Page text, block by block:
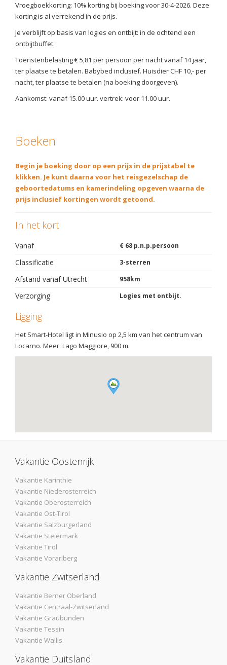
Vroegboekkorting: 10% korting bij boeking voor 30-4-2026. Deze
korting is al verrekend in de prijs.
Je verblijft op basis van logies en ontbijt: in de ochtend een
ontbijtbuffet.
Toeristenbelasting € 5,81 per persoon per nacht vanaf 14 jaar,
ter plaatse te betalen. Babybed inclusief. Huisdier CHF 10,- per
nacht, ter plaatse te betalen (na boeking doorgeven).
Aankomst: vanaf 15.00 uur. vertrek: voor 11.00 uur.
Boeken
Begin je boeking door op een prijs in de prijstabel te
klikken. Je kunt daarna voor het reisgezelschap de
geboortedatums en kamerindeling opgeven waarna de
prijs inclusief kortingen wordt getoond.
In het kort
Vanaf € 68 p.n.p.persoon
Classificatie 3-sterren
Afstand vanaf Utrecht 958km
Verzorging Logies met ontbijt.
Ligging
Het Smart-Hotel ligt in Minusio op 2,5 km van het centrum van
Locarno. Meer: Lago Maggiore, 900 m.
Vakantie Oostenrijk
Vakantie Karinthie
Vakantie Niederosterreich
Vakantie Oberosterreich
Vakantie Ost-Tirol
Vakantie Salzburgerland
Vakantie Steiermark
Vakantie Tirol
Vakantie Vorarlberg
Vakantie Zwitserland
Vakantie Berner Oberland
Vakantie Centraal-Zwitserland
Vakantie Graubunden
Vakantie Tessin
Vakantie Wallis
Vakantie Duitsland